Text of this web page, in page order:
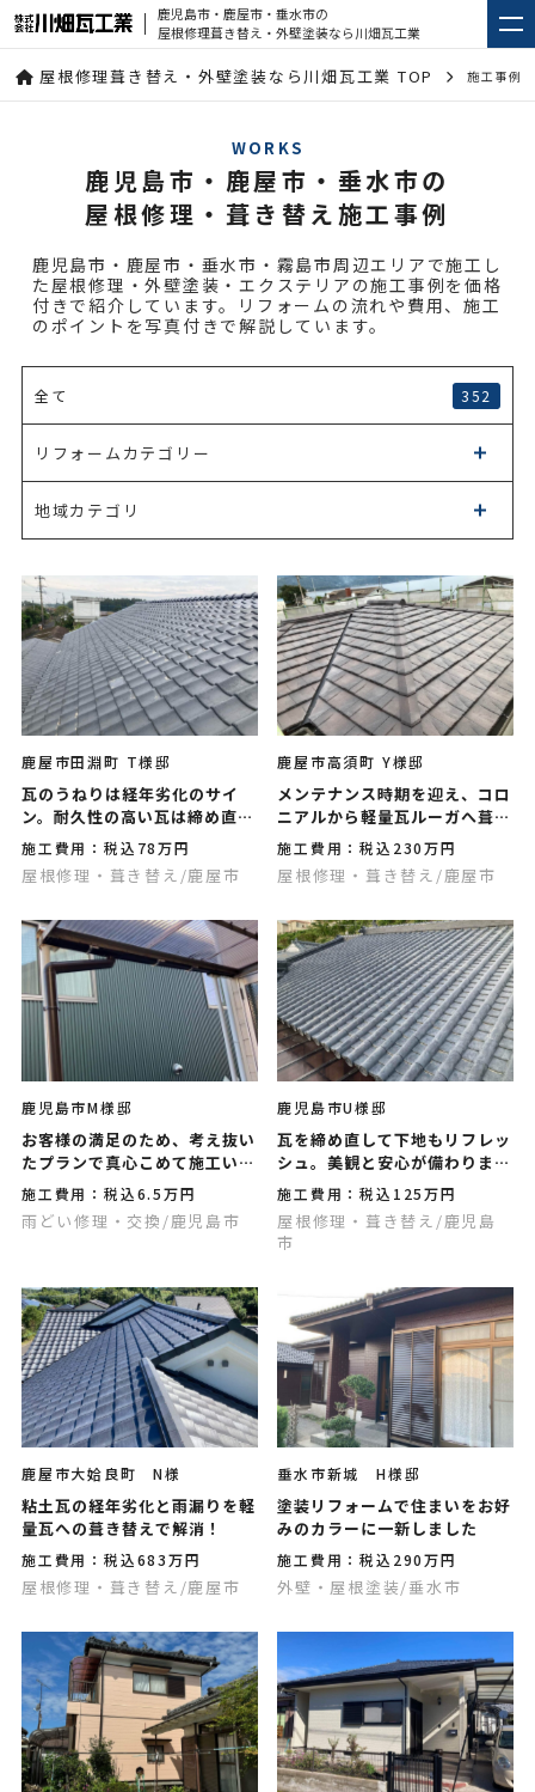
鹿児島市・鹿屋市・垂水市の
屋根修理葺き替え・外壁塗装なら川畑瓦工業
屋根修理葺き替え・外壁塗装なら川畑瓦工業 TOP 施工事例
WORKS
鹿児島市・鹿屋市・垂水市の
屋根修理・葺き替え施工事例
鹿児島市・鹿屋市・垂水市・霧島市周辺エリアで施工し
た屋根修理・外壁塗装・エクステリアの施工事例を価格
付きで紹介しています。リフォームの流れや費用、施工
のポイントを写真付きで解説しています。
全て 352
リフォームカテゴリー
地域カテゴリ
鹿屋市田淵町 T様邸
瓦のうねりは経年劣化のサイ
ン。耐久性の高い瓦は締め直し
工事でメンテナンスを
施工費用：税込78万円
屋根修理・葺き替え /鹿屋市
鹿屋市高須町 Y様邸
メンテナンス時期を迎え、コロ
ニアルから軽量瓦ルーガへ葺き
替え
施工費用：税込230万円
屋根修理・葺き替え /鹿屋市
鹿児島市M様邸
お客様の満足のため、考え抜い
たプランで真心こめて施工いた
します
施工費用：税込6.5万円
雨どい修理・交換 /鹿児島市
鹿児島市U様邸
瓦を締め直して下地もリフレッ
シュ。美観と安心が備わりまし
た
施工費用：税込125万円
屋根修理・葺き替え /鹿児島
市
鹿屋市大姶良町 N様
粘土瓦の経年劣化と雨漏りを軽
量瓦への葺き替えで解消！
施工費用：税込683万円
屋根修理・葺き替え /鹿屋市
垂水市新城 H様邸
塗装リフォームで住まいをお好
みのカラーに一新しました
施工費用：税込290万円
外壁・屋根塗装/垂水市